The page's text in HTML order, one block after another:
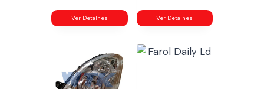
Ver Detalhes Ver Detalhes